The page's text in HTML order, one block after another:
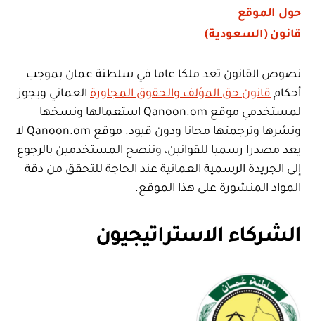
حول الموقع
قانون (السعودية)
نصوص القانون تعد ملكا عاما في سلطنة عمان بموجب
أحكام قانون حق المؤلف والحقوق المجاورة العماني ويجوز
لمستخدمي موقع Qanoon.om استعمالها ونسخها
ونشرها وترجمتها مجانا ودون قيود. موقع Qanoon.om لا
يعد مصدرا رسميا للقوانين، وننصح المستخدمين بالرجوع
إلى الجريدة الرسمية العمانية عند الحاجة للتحقق من دقة
المواد المنشورة على هذا الموقع.
الشركاء الاستراتيجيون